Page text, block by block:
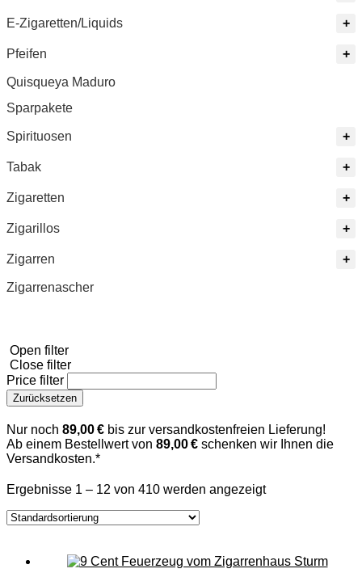
E-Zigaretten/Liquids
Pfeifen
Quisqueya Maduro
Sparpakete
Spirituosen
Tabak
Zigaretten
Zigarillos
Zigarren
Zigarrenascher
Open filter
Close filter
Price filter
Zurücksetzen
Nur noch 89,00 € bis zur versandkostenfreien Lieferung!
Ab einem Bestellwert von 89,00 € schenken wir Ihnen die
Versandkosten.*
Ergebnisse 1 – 12 von 410 werden angezeigt